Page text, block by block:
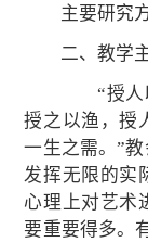
主要研究
二、教学
“授人以
授之以渔，授
一生之需。”
发挥无限的实
心理上对艺术
要重要得多。